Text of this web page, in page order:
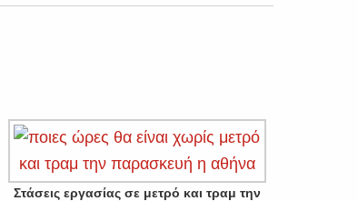
Στάσεις εργασίας σε μετρό και τραμ την